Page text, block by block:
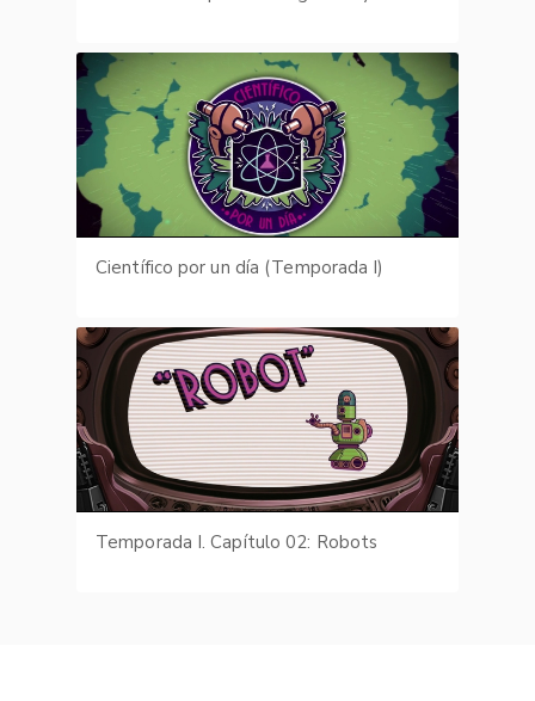
Científico por un día (Temporada I)
Temporada I. Capítulo 02: Robots